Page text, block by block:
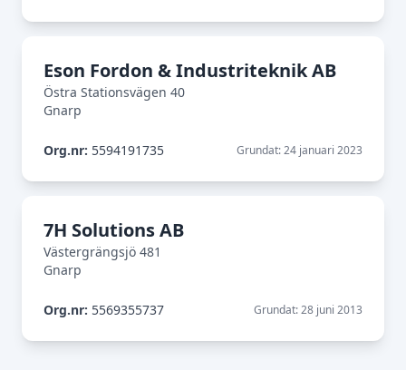
Eson Fordon & Industriteknik AB
Östra Stationsvägen 40
Gnarp
Org.nr: 5594191735 Grundat: 24 januari 2023
7H Solutions AB
Västergrängsjö 481
Gnarp
Org.nr: 5569355737 Grundat: 28 juni 2013